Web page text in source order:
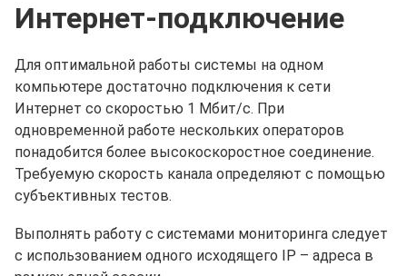
Интернет-подключение
Для оптимальной работы системы на одном
компьютере достаточно подключения к сети
Интернет со скоростью 1 Мбит/с. При
одновременной работе нескольких операторов
понадобится более высокоскоростное соединение.
Требуемую скорость канала определяют с помощью
субъективных тестов.
Выполнять работу с системами мониторинга следует
с использованием одного исходящего IP – адреса в